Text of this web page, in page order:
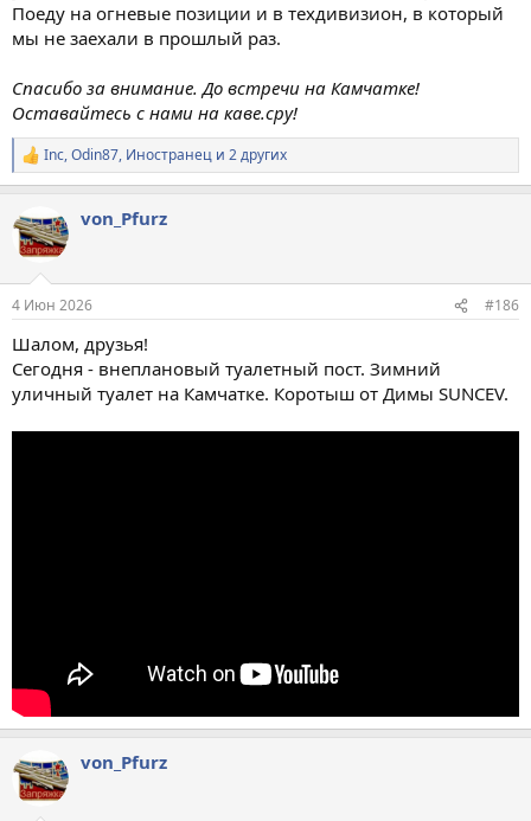
Поеду на огневые позиции и в техдивизион, в который
мы не заехали в прошлый раз.
Спасибо за внимание. До встречи на Камчатке!
Оставайтесь с нами на каве.сру!
Р
е
к
ц
и
Inc,Odin87, Иностранец и 2 других
von_Pfurz
4 Июн 2026 #186
Шалом, друзья!
Сегодня - внеплановый туалетный пост. Зимний
уличный туалет на Камчатке. Коротыш от Димы SUNCEV.
von_Pfurz